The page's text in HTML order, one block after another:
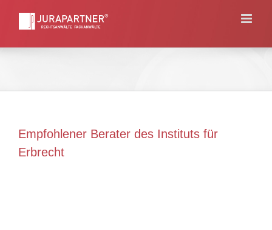
Empfohlener Berater des Instituts für
Erbrecht